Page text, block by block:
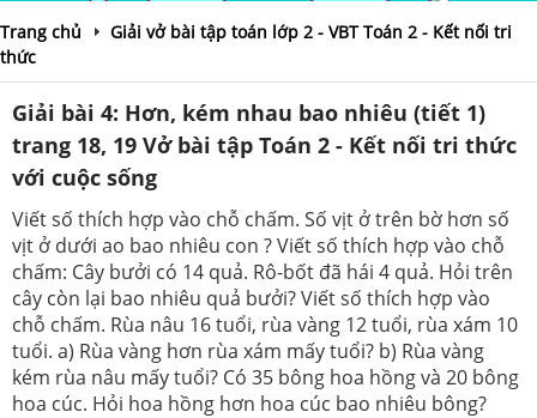
Trang chủ
Giải vở bài tập toán lớp 2 - VBT Toán 2 - Kết nối tri
thức
Giải bài 4: Hơn, kém nhau bao nhiêu (tiết 1)
trang 18, 19 Vở bài tập Toán 2 - Kết nối tri thức
với cuộc sống
Viết số thích hợp vào chỗ chấm. Số vịt ở trên bờ hơn số
vịt ở dưới ao bao nhiêu con ? Viết số thích hợp vào chỗ
chấm: Cây bưởi có 14 quả. Rô-bốt đã hái 4 quả. Hỏi trên
cây còn lại bao nhiêu quả bưởi? Viết số thích hợp vào
chỗ chấm. Rùa nâu 16 tuổi, rùa vàng 12 tuổi, rùa xám 10
tuổi. a) Rùa vàng hơn rùa xám mấy tuổi? b) Rùa vàng
kém rùa nâu mấy tuổi? Có 35 bông hoa hồng và 20 bông
hoa cúc. Hỏi hoa hồng hơn hoa cúc bao nhiêu bông?